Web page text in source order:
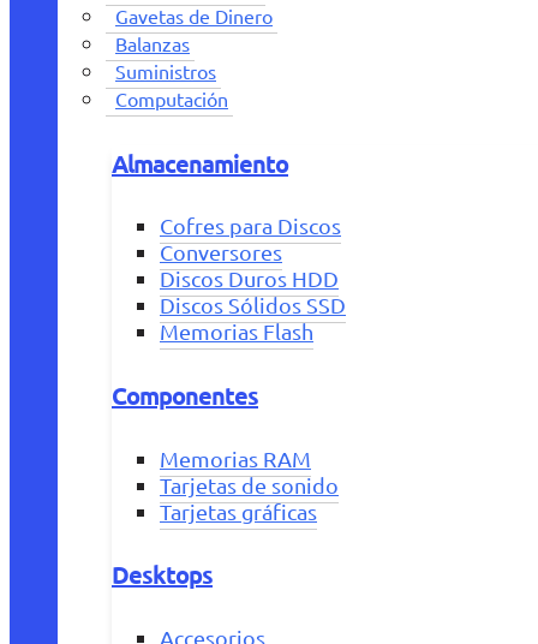
Gavetas de Dinero
Balanzas
Suministros
Computación
Almacenamiento
Cofres para Discos
Conversores
Discos Duros HDD
Discos Sólidos SSD
Memorias Flash
Componentes
Memorias RAM
Tarjetas de sonido
Tarjetas gráficas
Desktops
Accesorios